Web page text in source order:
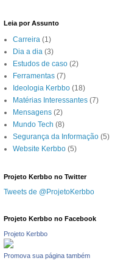
Leia por Assunto
Carreira (1)
Dia a dia (3)
Estudos de caso (2)
Ferramentas (7)
Ideologia Kerbbo (18)
Matérias Interessantes (7)
Mensagens (2)
Mundo Tech (8)
Segurança da Informação (5)
Website Kerbbo (5)
Projeto Kerbbo no Twitter
Tweets de @ProjetoKerbbo
Projeto Kerbbo no Facebook
Projeto Kerbbo
Promova sua página também